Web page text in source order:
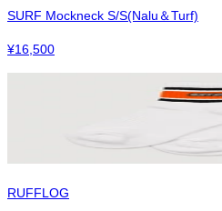
SURF Mockneck S/S(Nalu＆Turf)
¥16,500
RUFFLOG